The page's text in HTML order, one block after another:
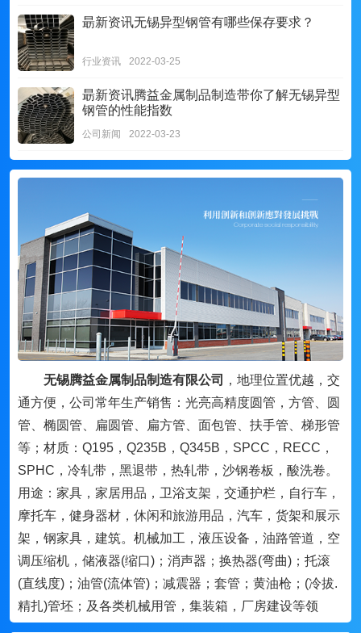
朂新资讯无锡异型钢管有哪些保存要求？
行业资讯 2022-03-25
朂新资讯腾益金属制品制造带你了解无锡异型
钢管的性能指数
公司新闻 2022-03-23
无锡腾益金属制品制造有限公司
，地理位置优越，交
通方便，公司常年生产销售：光亮高精度圆管，方管、圆
管、椭圆管、扁圆管、扁方管、面包管、扶手管、梯形管
等；材质：Q195，Q235B，Q345B，SPCC，RECC，
SPHC，冷轧带，黑退带，热轧带，沙钢卷板，酸洗卷。
用途：家具，家居用品，卫浴支架，交通护栏，自行车，
摩托车，健身器材，休闲和旅游用品，汽车，货架和展示
架，钢家具，建筑。机械加工，液压设备，油路管道，空
调压缩机，储液器(缩口)；消声器；换热器(弯曲)；托滚
(直线度)；油管(流体管)；减震器；套管；黄油枪；(冷拔.
精扎)管坯；及各类机械用管，集装箱，厂房建设等领
域。